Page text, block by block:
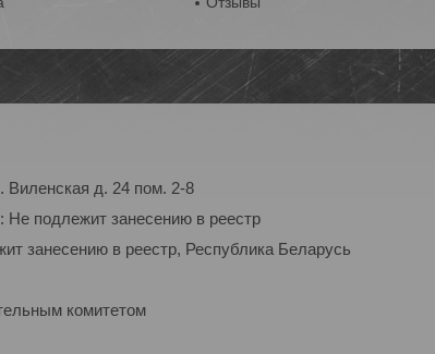
Виленская д. 24 пом. 2-8
Не подлежит занесению в реестр
занесению в реестр, Республика Беларусь
комитетом